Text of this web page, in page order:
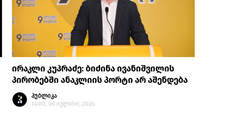
ირაკლი კუპრაძე: ბიძინა ივანიშვილის
პირობებში ანაკლიის პორტი არ აშენდება
პუბლიკა
14:00, 06 ივლისი, 2026